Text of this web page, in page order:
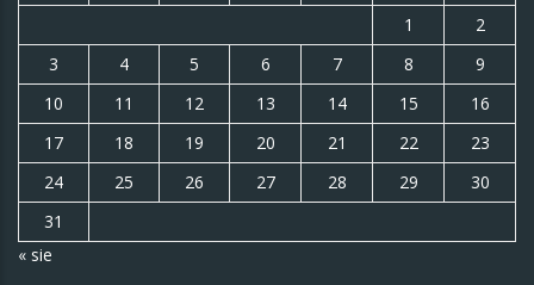
1
2
3
4 5 6 7 8
9
10
11 12 13 14 15
16
17
18 19 20 21 22
23
24
25 26 27 28 29
30
31
« sie